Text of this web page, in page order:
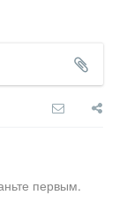
первым.